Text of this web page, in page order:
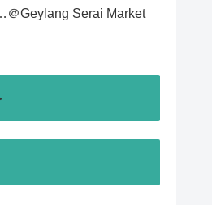
Geylang Serai Market